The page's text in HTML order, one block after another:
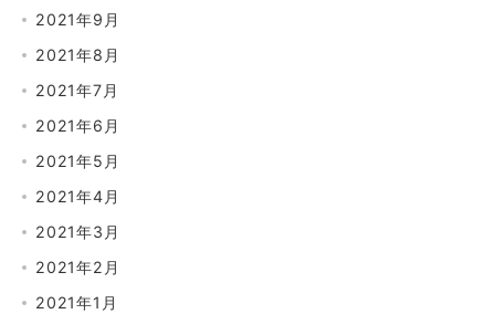
2021年9月
2021年8月
2021年7月
2021年6月
2021年5月
2021年4月
2021年3月
2021年2月
2021年1月